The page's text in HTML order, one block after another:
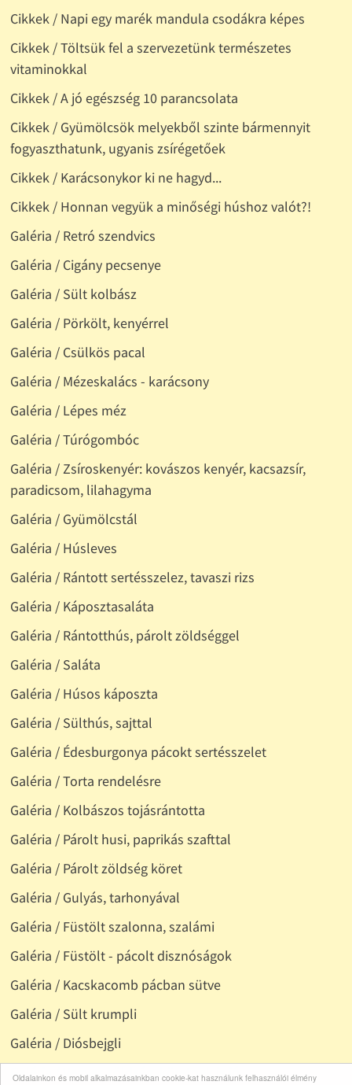
Oldalainkon és mobil alkalmazásainkban cookie-kat használunk felhasználói élmény
Cikkek / Napi egy marék mandula csodákra képes
Cikkek / Töltsük fel a szervezetünk természetes
vitaminokkal
Cikkek / A jó egészség 10 parancsolata
Cikkek / Gyümölcsök melyekből szinte bármennyit
fogyaszthatunk, ugyanis zsírégetőek
Cikkek / Karácsonykor ki ne hagyd...
Cikkek / Honnan vegyük a minőségi húshoz valót?!
Galéria / Retró szendvics
Galéria / Cigány pecsenye
Galéria / Sült kolbász
Galéria / Pörkölt, kenyérrel
Galéria / Csülkös pacal
Galéria / Mézeskalács - karácsony
Galéria / Lépes méz
Galéria / Túrógombóc
Galéria / Zsíroskenyér: kovászos kenyér, kacsazsír,
paradicsom, lilahagyma
Galéria / Gyümölcstál
Galéria / Húsleves
Galéria / Rántott sertésszelez, tavaszi rizs
Galéria / Káposztasaláta
Galéria / Rántotthús, párolt zöldséggel
Galéria / Saláta
Galéria / Húsos káposzta
Galéria / Sülthús, sajttal
Galéria / Édesburgonya pácokt sertésszelet
Galéria / Torta rendelésre
Galéria / Kolbászos tojásrántotta
Galéria / Párolt husi, paprikás szafttal
Galéria / Párolt zöldség köret
Galéria / Gulyás, tarhonyával
Galéria / Füstölt szalonna, szalámi
Galéria / Füstölt - pácolt disznóságok
Galéria / Kacskacomb pácban sütve
Galéria / Sült krumpli
Galéria / Diósbejgli
Galéria / Vegyes zöldség, köretnek is jó